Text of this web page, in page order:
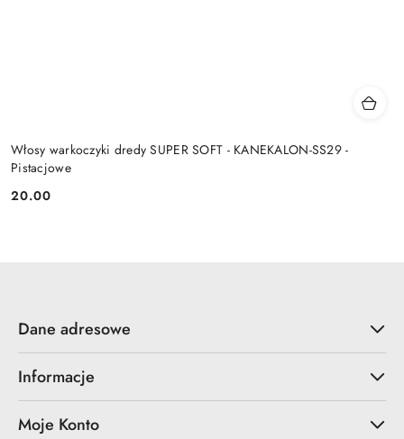
Włosy warkoczyki dredy SUPER SOFT - KANEKALON-SS29 -
Pistacjowe
Cena:
20.00
Dane adresowe
Informacje
Moje Konto